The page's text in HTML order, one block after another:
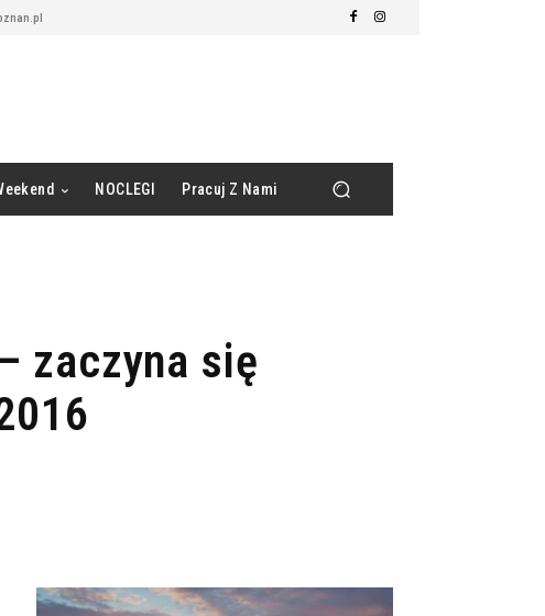
NOCLEGI Pracuj Z Nami
zaczyna się